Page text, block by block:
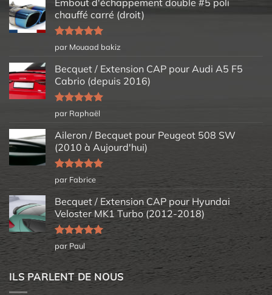
Embout d'échappement double #5 poli
chauffé carré (droit)
Note5sur
5
par Mouaad bakiz
Becquet / Extension CAP pour Audi A5 F5
Cabrio (depuis 2016)
Note5sur
5
par Raphaël
Aileron / Becquet pour Peugeot 508 SW
(2010 à Aujourd'hui)
Note5sur
5
par Fabrice
Becquet / Extension CAP pour Hyundai
Veloster MK1 Turbo (2012-2018)
Note5sur
5
par Paul
ILS PARLENT DE NOUS